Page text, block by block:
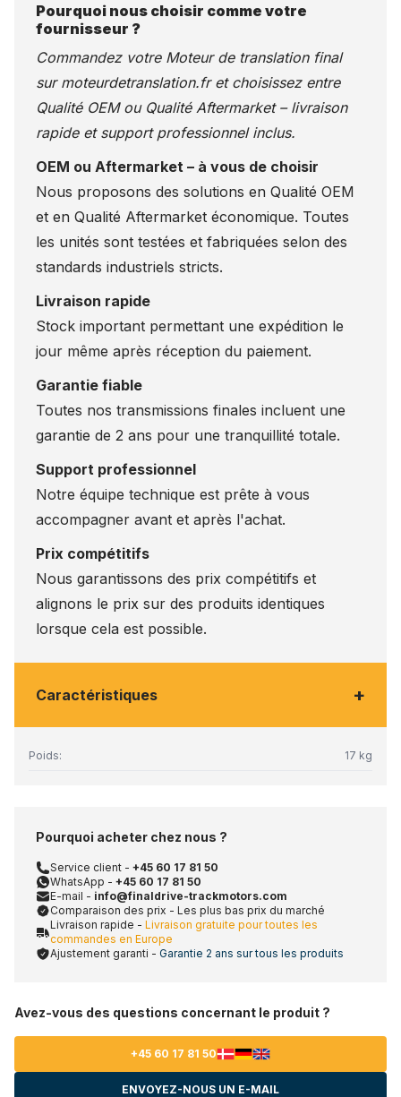
Pourquoi nous choisir comme votre
fournisseur ?
Commandez votre Moteur de translation final
sur moteurdetranslation.fret choisissez entre
Qualité OEM ou Qualité Aftermarket – livraison
rapide et support professionnel inclus.
OEM ou Aftermarket – à vous de choisir
Nous proposons des solutions en Qualité OEM
et en Qualité Aftermarket économique. Toutes
les unités sont testées et fabriquées selon des
standards industriels stricts.
Livraison rapide
Stock important permettant une expédition le
jour même après réception du paiement.
Garantie fiable
Toutes nos transmissions finales incluent une
garantie de 2 ans pour une tranquillité totale.
Support professionnel
Notre équipe technique est prête à vous
accompagner avant et après l'achat.
Prix compétitifs
Nous garantissons des prix compétitifs et
alignons le prix sur des produits identiques
lorsque cela est possible.
Caractéristiques +
Poids: 17 kg
Pourquoi acheter chez nous ?
Service client - +45 60 17 81 50
WhatsApp - +45 60 17 81 50
E-mail - info@finaldrive-trackmotors.com
Comparaison des prix - Les plus bas prix du marché
Livraison rapide - Livraison gratuite pour toutes les
commandes en Europe
Ajustement garanti - Garantie 2 ans sur tous les produits
Avez-vous des questions concernant le produit ?
+45 60 17 81 50
ENVOYEZ-NOUS UN E-MAIL